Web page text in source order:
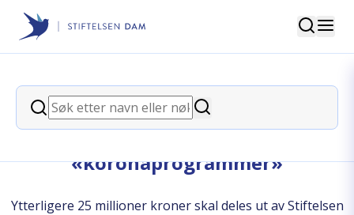
Stiftelsen Dam
Søk
Søk
Søk
back
Stortinget vedtok styrking av
«koronaprogrammer»
Ytterligere 25 millioner kroner skal deles ut av Stiftelsen